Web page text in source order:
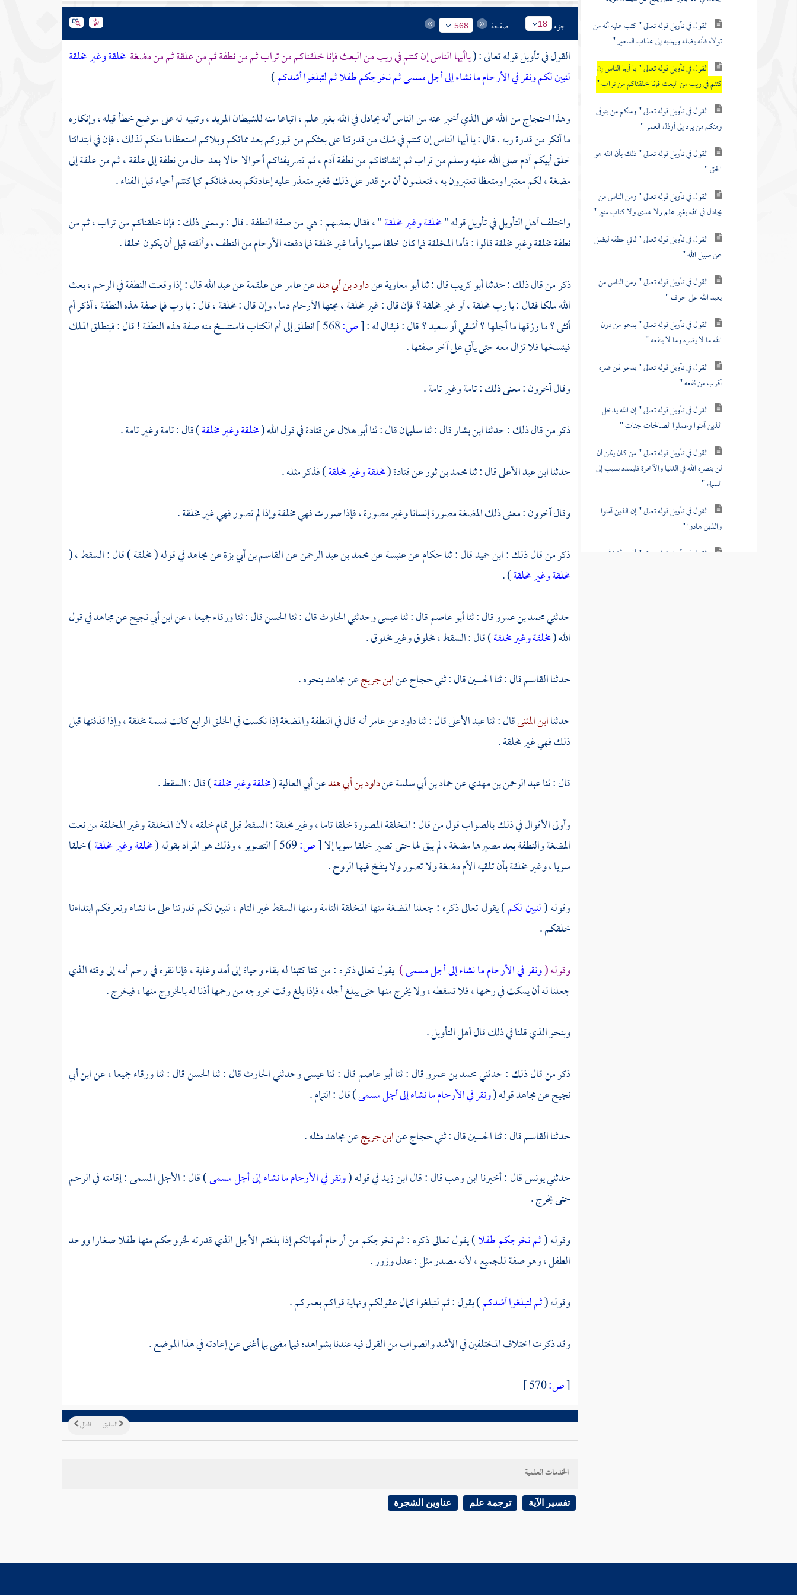
القول في تأويل قوله تعالى " كتب عليه أنه من
تولاه فأنه يضله ويهديه إلى عذاب السعير "
القول في تأويل قوله تعالى " يا أيها الناس إن
كنتم في ريب من البعث فإنا خلقناكم من تراب "
القول في تأويل قوله تعالى " ومنكم من يتوفى
ومنكم من يرد إلى أرذل العمر "
القول في تأويل قوله تعالى " ذلك بأن الله هو
الحق "
القول في تأويل قوله تعالى " ومن الناس من
يجادل في الله بغير علم ولا هدى ولا كتاب منير "
القول في تأويل قوله تعالى " ثاني عطفه ليضل
عن سبيل الله "
القول في تأويل قوله تعالى " ومن الناس من
يعبد الله على حرف "
القول في تأويل قوله تعالى " يدعو من دون
الله ما لا يضره وما لا ينفعه "
القول في تأويل قوله تعالى " يدعو لمن ضره
أقرب من نفعه "
القول في تأويل قوله تعالى " إن الله يدخل
الذين آمنوا وعملوا الصالحات جنات "
القول في تأويل قوله تعالى " من كان يظن أن
لن ينصره الله في الدنيا والآخرة فليمدد بسبب إلى
السماء "
القول في تأويل قوله تعالى " إن الذين آمنوا
والذين هادوا "
القول في تأويل قوله تعالى " ألم تر أن الله
جزء 18 صفحة 568
القول في تأويل قوله تعالى : (ياأيها الناس إن كنتم في ريب من البعث فإنا خلقناكم من تراب ثم من نطفة ثم من علقة ثم من مضغة مخلقة وغير مخلقة
لنبين لكم ونقر في الأرحام ما نشاء إلى أجل مسمى ثم نخرجكم طفلا ثم لتبلغوا أشدكم)
وهذا احتجاج من الله على الذي أخبر عنه من الناس أنه يجادل في الله بغير علم ، اتباعا منه للشيطان المريد ، وتنبيه له على موضع خطأ قيله ، وإنكاره
ما أنكر من قدرة ربه . قال : يا أيها الناس إن كنتم في شك من قدرتنا على بعثكم من قبوركم بعد مماتكم وبلاكم استعظاما منكم لذلك ، فإن في ابتدائنا
خلق أبيكم آدم صلى الله عليه وسلم من تراب ثم إنشائناكم من نطفة آدم ، ثم تصريفناكم أحوالا حالا بعد حال من نطفة إلى علقة ، ثم من علقة إلى
مضغة ، لكم معتبرا ومتعظا تعتبرون به ، فتعلمون أن من قدر على ذلك فغير متعذر عليه إعادتكم بعد فنائكم كما كنتم أحياء قبل الفناء .
واختلف أهل التأويل في تأويل قوله "مخلقة وغير مخلقة" ، فقال بعضهم : هي من صفة النطفة . قال : ومعنى ذلك : فإنا خلقناكم من تراب ، ثم من
نطفة مخلقة وغير مخلقة قالوا : فأما المخلقة فما كان خلقا سويا وأما غير مخلقة فما دفعته الأرحام من النطف ، وألقته قبل أن يكون خلقا .
ذكر من قال ذلك : حدثناأبو كريبقال : ثناأبو معاويةعنداود بن أبي هندعنعامرعنعلقمةعنعبد اللهقال : إذا وقعت النطفة في الرحم ، بعث
الله ملكا فقال : يا رب مخلقة ، أو غير مخلقة ؟ فإن قال : غير مخلقة ، مجتها الأرحام دما ، وإن قال : مخلقة ، قال : يا رب فما صفة هذه النطفة ، أذكر أم
أنثى ؟ ما رزقها ما أجلها ؟ أشقي أو سعيد ؟ قال : فيقال له :[ص:
انطلق إلى أم الكتاب فاستنسخ منه صفة هذه النطفة ! قال : فينطلق الملك
فينسخها فلا تزال معه حتى يأتي على آخر صفتها .
وقال آخرون : معنى ذلك : تامة وغير تامة .
ذكر من قال ذلك : حدثناابن بشارقال : ثناسليمانقال : ثناأبو هلالعنقتادةفي قول الله (مخلقة وغير مخلقة) قال : تامة وغير تامة .
حدثناابن عبد الأعلىقال : ثنامحمد بن ثورعنقتادة(مخلقة وغير مخلقة) فذكر مثله .
وقال آخرون : معنى ذلك المضغة مصورة إنسانا وغير مصورة ، فإذا صورت فهي مخلقة وإذا لم تصور فهي غير مخلقة .
ذكر من قال ذلك :ابن حميدقال : ثناحكامعنعنبسةعنمحمد بن عبد الرحمنعنالقاسم بن أبي بزةعنمجاهدفي قوله ( مخلقة ) قال : السقط ، (
مخلقة وغير مخلقة) .
حدثنيمحمد بن عمروقال : ثناأبو عاصمقال : ثناعيسىوحدثنيالحارثقال : ثناالحسنقال : ثناورقاءجميعا ، عنابن أبي نجيحعنمجاهدفي قول
الله (مخلقة وغير مخلقة) قال : السقط ، مخلوق وغير مخلوق .
حدثناالقاسمقال : ثناالحسينقال : ثنيحجاجعنابن جريجعنمجاهدبنحوه .
حدثناابن المثنىقال : ثناعبد الأعلىقال : ثناداودعنعامرأنه قال في النطفة والمضغة إذا نكست في الخلق الرابع كانت نسمة مخلقة ، وإذا قذفتها قبل
ذلك فهي غير مخلقة .
قال : ثناعبد الرحمن بن مهديعنحماد بن أبي سلمةعنداود بن أبي هندعنأبي العالية(مخلقة وغير مخلقة) قال : السقط .
وأولى الأقوال في ذلك بالصواب قول من قال : المخلقة المصورة خلقا تاما ، وغير مخلقة : السقط قبل تمام خلقه ، لأن المخلقة وغير المخلقة من نعت
المضغة والنطفة بعد مصيرها مضغة ، لم يبق لها حتى تصير خلقا سويا إلا[ص: التصوير ، وذلك هو المراد بقوله (مخلقة وغير مخلقة) خلقا
سويا ، وغير مخلقة بأن تلقيه الأم مضغة ولا تصور ولا ينفخ فيها الروح .
وقوله (لنبين لكم) يقول تعالى ذكره : جعلنا المضغة منها المخلقة التامة ومنها السقط غير التام ، لنبين لكم قدرتنا على ما نشاء ونعرفكم ابتداءنا
خلقكم .
وقوله (ونقر في الأرحام ما نشاء إلى أجل مسمى) يقول تعالى ذكره : من كنا كتبنا له بقاء وحياة إلى أمد وغاية ، فإنا نقره في رحم أمه إلى وقته الذي
جعلنا له أن يمكث في رحمها ، فلا تسقطه ، ولا يخرج منها حتى يبلغ أجله ، فإذا بلغ وقت خروجه من رحمها أذنا له بالخروج منها ، فيخرج .
وبنحو الذي قلنا في ذلك قال أهل التأويل .
ذكر من قال ذلك : حدثنيمحمد بن عمروقال : ثناأبو عاصمقال : ثناعيسىوحدثنيالحارثقال : ثناالحسنقال : ثناورقاءجميعا ، عنابن أبي
نجيحعنمجاهدقوله (ونقر في الأرحام ما نشاء إلى أجل مسمى) قال : التمام .
حدثناالقاسمقال : ثناالحسينقال : ثنيحجاجعنابن جريجعنمجاهدمثله .
حدثنييونسقال : أخبرناابن وهبقال : قالابن زيدفي قوله (ونقر في الأرحام ما نشاء إلى أجل مسمى) قال : الأجل المسمى : إقامته في الرحم
حتى يخرج .
وقوله (ثم نخرجكم طفلا) يقول تعالى ذكره : ثم نخرجكم من أرحام أمهاتكم إذا بلغتم الأجل الذي قدرته لخروجكم منها طفلا صغارا ووحد
الطفل ، وهو صفة للجميع ، لأنه مصدر مثل : عدل وزور .
وقوله (ثم لتبلغوا أشدكم) يقول : ثم لتبلغوا كمال عقولكم ونهاية قواكم بعمركم .
وقد ذكرت اختلاف المختلفين في الأشد والصواب من القول فيه عندنا بشواهده فيما مضى بما أغنى عن إعادته في هذا الموضع .
[ص:
التالي السابق
الخدمات العلمية
تفسير الآية ترجمة علم عناوين الشجرة